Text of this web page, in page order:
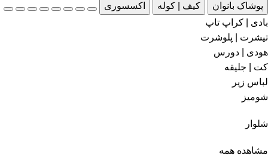
پوشاک بانوان
کیف | کوله
اکسسوری
بادی | کراپ تاپ
تیشرت | پلوشرت
هودی | دورس
کت | جلیقه
لباس زیر
شومیز
شلوار
مشاهده همه